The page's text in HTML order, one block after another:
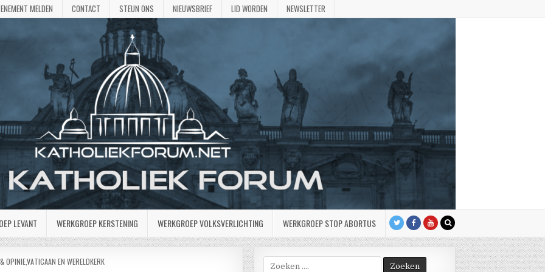
MELDEN CONTACT STEUN ONS NIEUWSBRIEF LID WORDEN NEWSLETTER
LEVANT WERKGROEP KERSTENING WERKGROEP VOLKSVERLICHTING WERKGROEP STOP ABORTUS
OPINIE,VATICAAN EN WERELDKERK
Zoek